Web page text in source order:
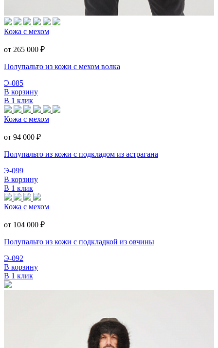
Кожа с мехом
от 265 000 ₽
Полупальто из кожи с мехом волка
Э-085
В корзину
В 1 клик
Кожа с мехом
от 94 000 ₽
Полупальто из кожи с подкладом из астрагана
Э-099
В корзину
В 1 клик
Кожа с мехом
от 104 000 ₽
Полупальто из кожи с подкладкой из овчины
Э-092
В корзину
В 1 клик